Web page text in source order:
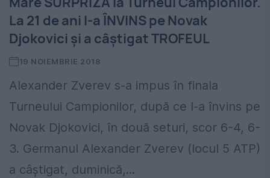
La 21 de ani l-a ÎNVINS pe Novak
Djokovici și a câștigat TROFEUL
19 NOIEMBRIE 2018
Alexander Zverev s-a impus în finala
Turneului Campionilor, după ce l-a învins pe
Novak Djokovici, în două seturi, scor 6-4, 6-
3. Germanul Alexander Zverev (locul 5 ATP)
a câștigat, duminică,...